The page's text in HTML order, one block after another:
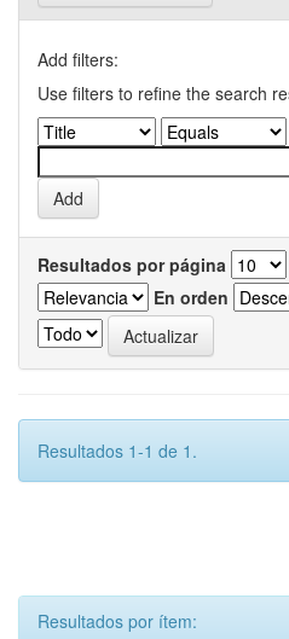
Add filters:
Use filters to refine the search
Resultados por página
En orden
Resultados 1-1 de 1.
Resultados por ítem: